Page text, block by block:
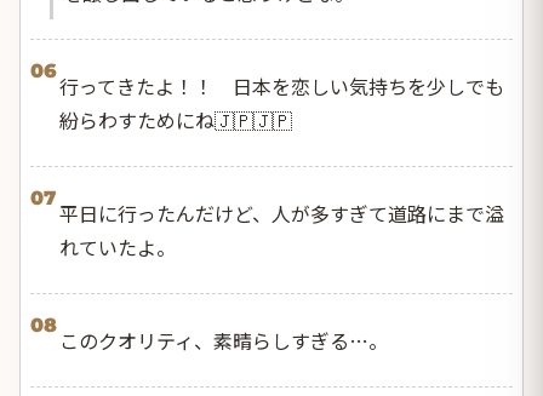
06
行ってきたよ！！ 日本を恋しい気持ちを少しでも
紛らわすためにね🇯🇵🇯🇵
07
平日に行ったんだけど、人が多すぎて道路にまで溢
れていたよ。
08
このクオリティ、素晴らしすぎる…。